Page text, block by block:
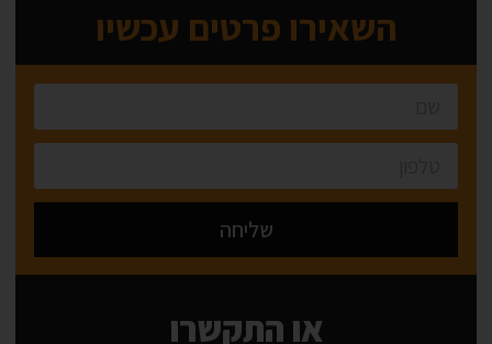
השאירו פרטים עכשיו
שליחה
Alternative:
או התקשרו